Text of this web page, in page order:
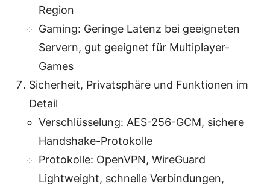
Region
Gaming: Geringe Latenz bei geeigneten
Servern, gut geeignet für Multiplayer-
Games
Sicherheit, Privatsphäre und Funktionen im
Detail
Verschlüsselung: AES-256-GCM, sichere
Handshake-Protokolle
Protokolle: OpenVPN, WireGuard
Lightweight, schnelle Verbindungen,